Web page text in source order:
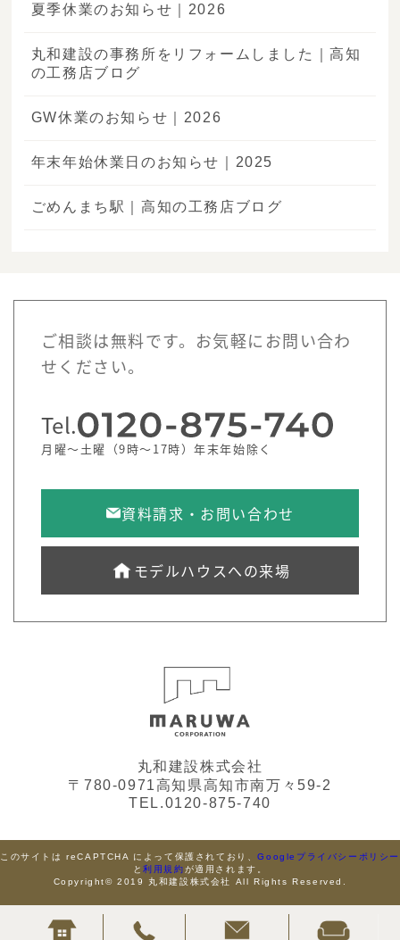
夏季休業のお知らせ｜2026
丸和建設の事務所をリフォームしました｜高知
の工務店ブログ
GW休業のお知らせ｜2026
年末年始休業日のお知らせ｜2025
ごめんまち駅｜高知の工務店ブログ
ご相談は無料です。お気軽にお問い合わ
せください。
Tel.
月曜～土曜（9時～17時）年末年始除く
資料請求・お問い合わせ
モデルハウスへの来場
丸和建設株式会社
〒780-0971高知県高知市南万々59-2
TEL.0120-875-740
このサイトは reCAPTCHA によって保護されており、Googleプライバシーポリシー
と利用規約が適用されます。
Copyright© 2019 丸和建設株式会社 All Rights Reserved.